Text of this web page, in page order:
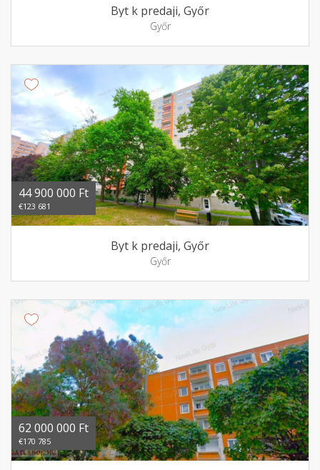
Byt k predaji, Győr
Győr
44 900 000 Ft
€123 681
Byt k predaji, Győr
Győr
62 000 000 Ft
€170 785